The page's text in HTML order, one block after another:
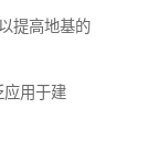
提高地基的
应用于建